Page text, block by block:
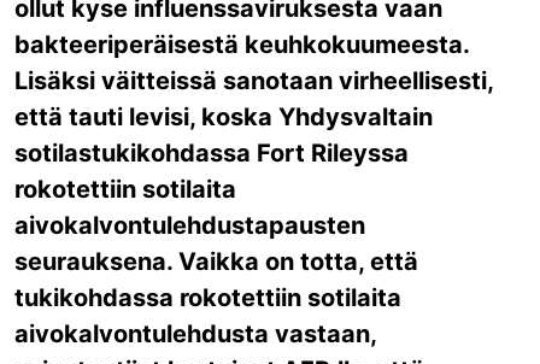
ollut kyse influenssaviruksesta vaan
bakteeriperäisestä keuhkokuumeesta.
Lisäksi väitteissä sanotaan virheellisesti,
että tauti levisi, koska Yhdysvaltain
sotilastukikohdassa Fort Rileyssa
rokotettiin sotilaita
aivokalvontulehdustapausten
seurauksena. Vaikka on totta, että
tukikohdassa rokotettiin sotilaita
aivokalvontulehdusta vastaan,